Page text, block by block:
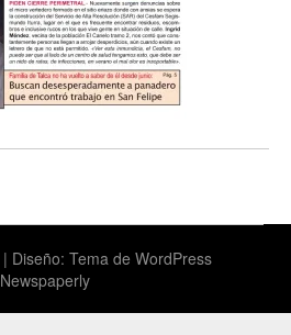
| Diseño: Tema de WordPress
Newspaperly